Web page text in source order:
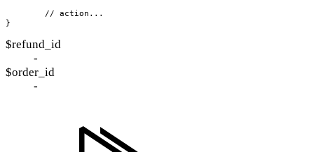
}
$refund_id
-
$order_id
-